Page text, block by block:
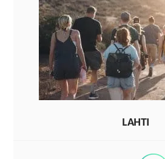
LAHTI